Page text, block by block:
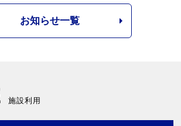
お知らせ一覧
施設利用